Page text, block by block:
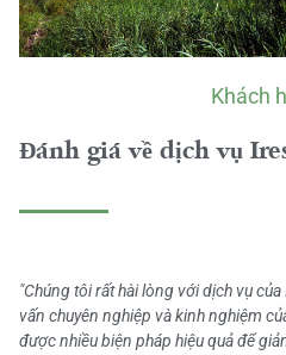
Khách
Đánh giá về dịch vụ
"Chúng tôi rất hài lòng với dịch vụ của
vấn chuyên nghiệp và kinh nghiệm
được nhiều biện pháp hiệu quả để